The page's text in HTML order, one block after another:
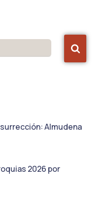
Almudena
2026 por